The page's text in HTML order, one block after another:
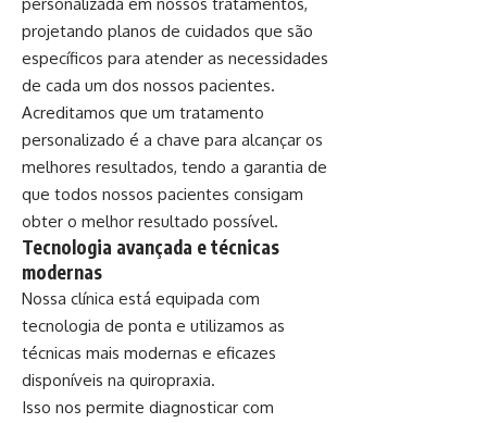
projetando planos de cuidados que são
específicos para atender as necessidades
de cada um dos nossos pacientes.
Acreditamos que um tratamento
personalizado é a chave para alcançar os
melhores resultados, tendo a garantia de
que todos nossos pacientes consigam
obter o melhor resultado possível.
Tecnologia avançada e técnicas
modernas
Nossa clínica está equipada com
tecnologia de ponta e utilizamos as
técnicas mais modernas e eficazes
disponíveis na quiropraxia.
Isso nos permite diagnosticar com